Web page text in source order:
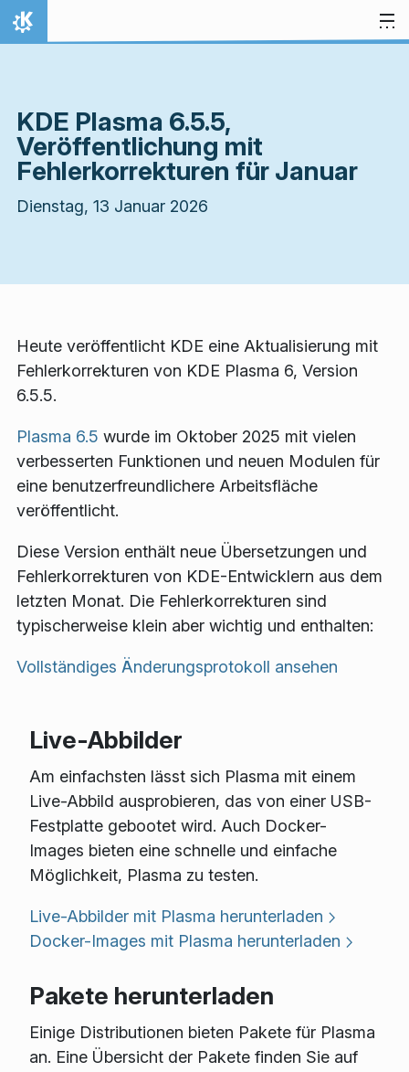
Zum Inhalt springen
Startseite
KDE Plasma 6.5.5,
Veröffentlichung mit
Fehlerkorrekturen für Januar
Dienstag, 13 Januar 2026
Heute veröffentlicht KDE eine Aktualisierung mit
Fehlerkorrekturen von KDE Plasma 6, Version
6.5.5.
Plasma 6.5 wurde im Oktober 2025 mit vielen
verbesserten Funktionen und neuen Modulen für
eine benutzerfreundlichere Arbeitsfläche
veröffentlicht.
Diese Version enthält neue Übersetzungen und
Fehlerkorrekturen von KDE-Entwicklern aus dem
letzten Monat. Die Fehlerkorrekturen sind
typischerweise klein aber wichtig und enthalten:
Vollständiges Änderungsprotokoll ansehen
Live-Abbilder
Am einfachsten lässt sich Plasma mit einem
Live-Abbild ausprobieren, das von einer USB-
Festplatte gebootet wird. Auch Docker-
Images bieten eine schnelle und einfache
Möglichkeit, Plasma zu testen.
Live-Abbilder mit Plasma herunterladen
Docker-Images mit Plasma herunterladen
Pakete herunterladen
Einige Distributionen bieten Pakete für Plasma
an. Eine Übersicht der Pakete finden Sie auf